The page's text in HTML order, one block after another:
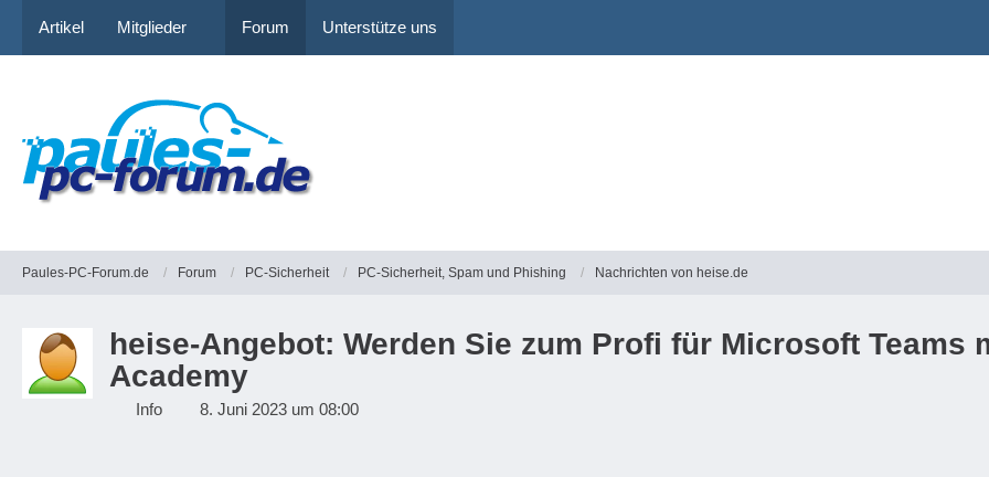
Artikel Mitglieder Forum Unterstütze uns
Paules-PC-Forum.de Forum PC-Sicherheit PC-Sicherheit, Spam und Phishing Nachrichten von heise.de
heise-Angebot: Werden Sie zum Profi für Microsoft Teams
Academy
Info 8. Juni 2023 um 08:00